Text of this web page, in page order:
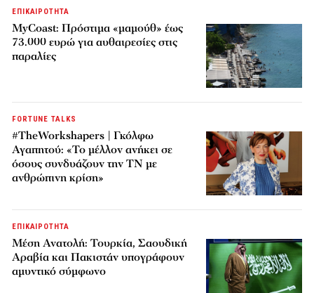
ΕΠΙΚΑΙΡΟΤΗΤΑ
MyCoast: Πρόστιμα «μαμούθ» έως
73.000 ευρώ για αυθαιρεσίες στις
παραλίες
FORTUNE TALKS
#TheWorkshapers | Γκόλφω
Αγαπητού: «Το μέλλον ανήκει σε
όσους συνδυάζουν την ΤΝ με
ανθρώπινη κρίση»
ΕΠΙΚΑΙΡΟΤΗΤΑ
Μέση Ανατολή: Τουρκία, Σαουδική
Αραβία και Πακιστάν υπογράφουν
αμυντικό σύμφωνο